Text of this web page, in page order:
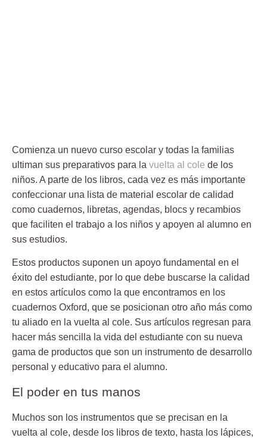
Comienza un nuevo curso escolar y todas la familias
ultiman sus preparativos para la vuelta al cole de los
niños. A parte de los libros, cada vez es más importante
confeccionar una lista de material escolar de calidad
como cuadernos, libretas, agendas, blocs y recambios
que faciliten el trabajo a los niños y apoyen al alumno en
sus estudios.
Estos productos suponen un apoyo fundamental en el
éxito del estudiante, por lo que debe buscarse la calidad
en estos artículos como la que encontramos en los
cuadernos Oxford, que se posicionan otro año más como
tu aliado en la vuelta al cole. Sus artículos regresan para
hacer más sencilla la vida del estudiante con su nueva
gama de productos que son un instrumento de desarrollo
personal y educativo para el alumno.
El poder en tus manos
Muchos son los instrumentos que se precisan en la
vuelta al cole, desde los libros de texto, hasta los lápices,